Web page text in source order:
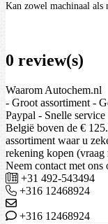
Kan zowel machinaal als
0 review(s)
Waarom Autochem.nl
- Groot assortiment -
Paypal - Snelle
België boven de €
assortiment waar u
rekening kopen
Neem contact met ons
+31 492-543494
+316 12468924
+316 12468924